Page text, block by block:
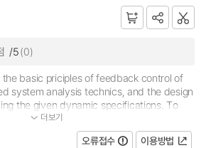
/5(0)
basic priciples of feedback control of
system analysis technics, and the design
the given dynamic specifications. To
system odeling technics descrbing...
더보기
오류접수 이용방법